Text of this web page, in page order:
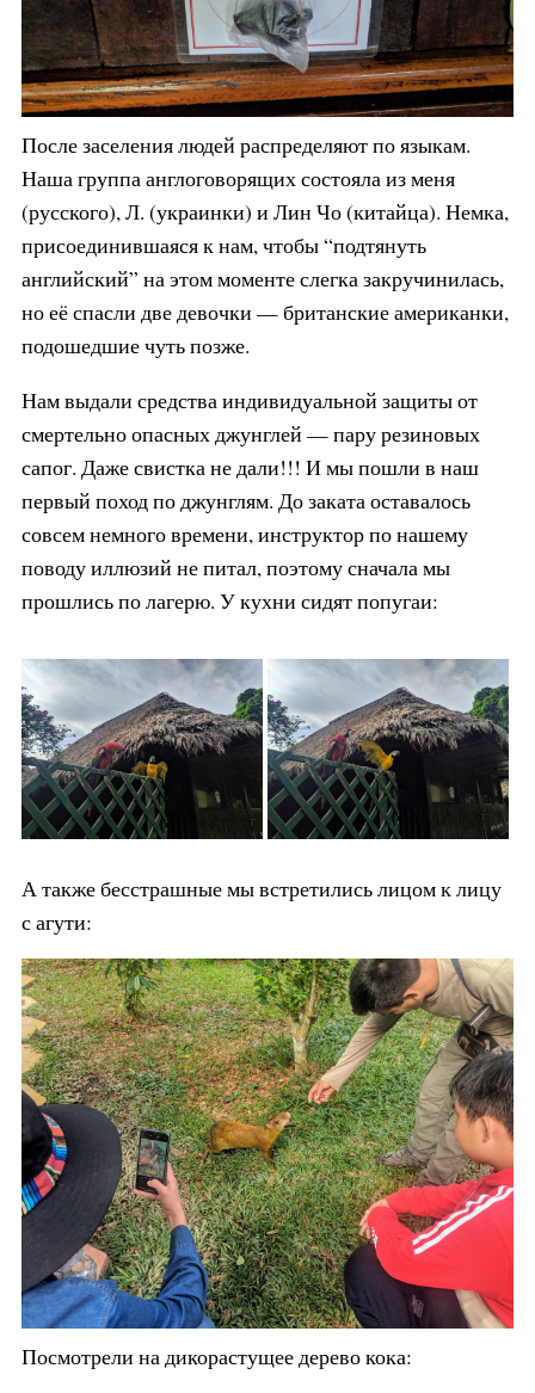
После заселения людей распределяют по языкам.
Наша группа англоговорящих состояла из меня
(русского), Л. (украинки) и Лин Чо (китайца). Немка,
присоединившаяся к нам, чтобы “подтянуть
английский” на этом моменте слегка закручинилась,
но её спасли две девочки — британские американки,
подошедшие чуть позже.
Нам выдали средства индивидуальной защиты от
смертельно опасных джунглей — пару резиновых
сапог. Даже свистка не дали!!! И мы пошли в наш
первый поход по джунглям. До заката оставалось
совсем немного времени, инструктор по нашему
поводу иллюзий не питал, поэтому сначала мы
прошлись по лагерю. У кухни сидят попугаи:
А также бесстрашные мы встретились лицом к лицу
с агути:
Посмотрели на дикорастущее дерево кока: